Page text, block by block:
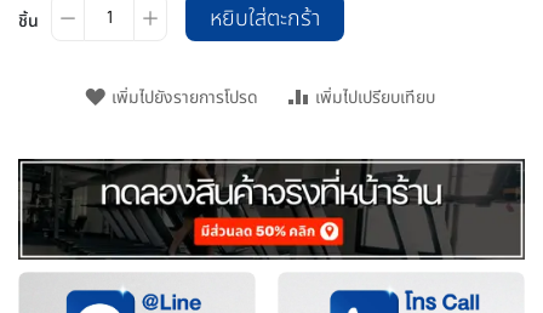
ชิ้น หยิบใส่ตะกร้า
เพิ่มไปยังรายการโปรด เพิ่มไปเปรียบเทียบ